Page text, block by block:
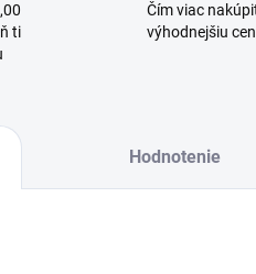
ti
Čím viac
výhodnejšiu
Hodnotenie